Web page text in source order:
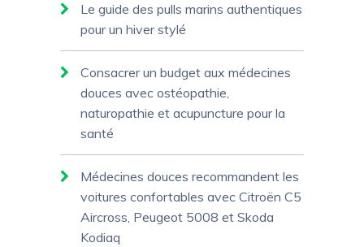
Le guide des pulls marins authentiques
pour un hiver stylé
Consacrer un budget aux médecines
douces avec ostéopathie,
naturopathie et acupuncture pour la
santé
Médecines douces recommandent les
voitures confortables avec Citroën C5
Aircross, Peugeot 5008 et Skoda
Kodiaq